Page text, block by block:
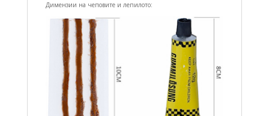
Димензии на чеповите и лепилото: